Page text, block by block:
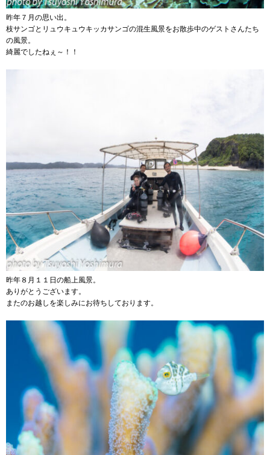
昨年７月の思い出。
枝サンゴとリュウキュウキッカサンゴの混生風景をお散歩中のゲストさんたち
の風景。
綺麗でしたねぇ～！！
昨年８月１１日の船上風景。
ありがとうございます。
またのお越しを楽しみにお待ちしております。